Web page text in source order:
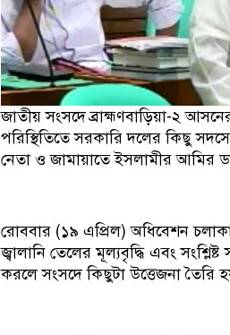
জাতীয় সংসদে ব্রাহ্মণবাড়িয়া-২
পরিস্থিতিতে সরকারি দলের কিছু
নেতা ও জামায়াতে ইসলামীর আমির
রোববার (১৯ এপ্রিল) অধিবেশন
জ্বালানি তেলের মূল্যবৃদ্ধি এবং
করলে সংসদে কিছুটা উত্তেজনা তৈরি